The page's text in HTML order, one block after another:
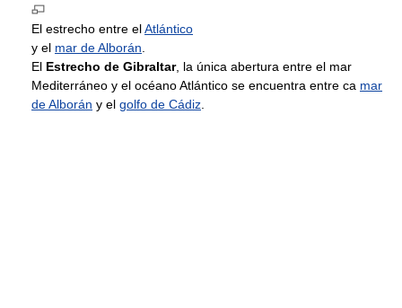
El estrecho entre elAtlántico
y el mar de Alborán
El Estrecho de Gibraltar, la única abertura entre el mar
Mediterráneo y el océano Atlántico se encuentra entre ca mar
de Alborán y el golfo de Cádiz